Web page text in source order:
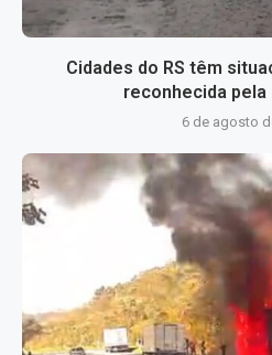
Cidades do RS têm
reconhecida pela
6 de agosto